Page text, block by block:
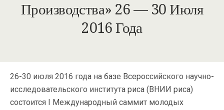
Производства» 26 — 30 Июля
2016 Года
26-30 июля 2016 года на базе Всероссийского научно-
исследовательского института риса (ВНИИ риса)
состоится I Международный саммит молодых